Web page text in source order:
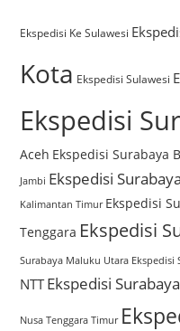
Ekspedisi Ke Sulawesi
Kota Ekspedisi Sulawesi
Ekspedisi
Aceh Ekspedisi Surabaya
Jambi Ekspedisi
Kalimantan Timur Ekspedisi
Tenggara Ekspedisi
Surabaya Maluku Utara Ekspedisi
NTTEkspedisi
Nusa Tenggara Timur